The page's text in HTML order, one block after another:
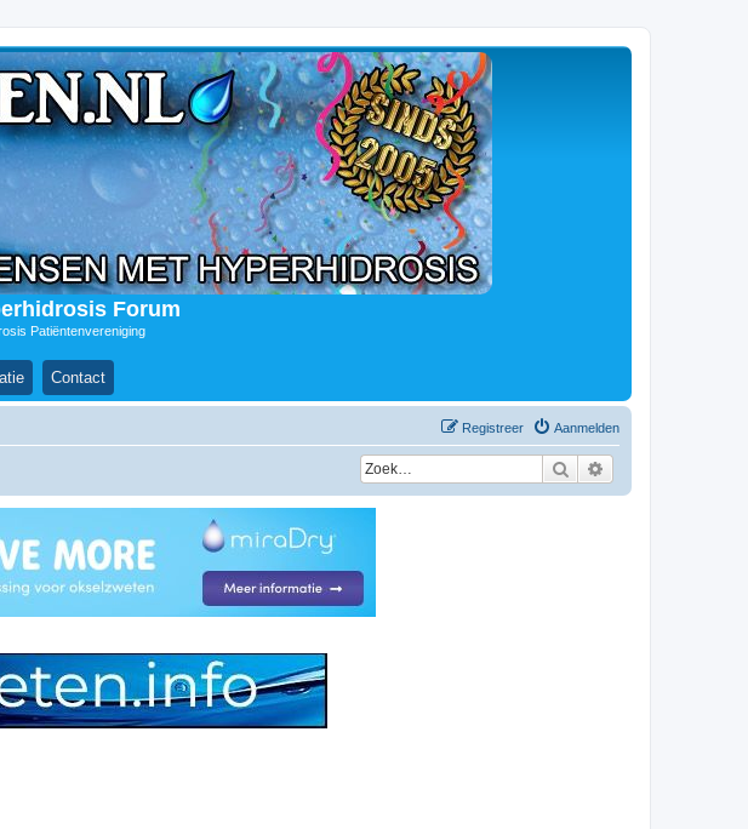
Forum
Patiëntenvereniging
Contact
Aanmelden
Registreer
Zoek